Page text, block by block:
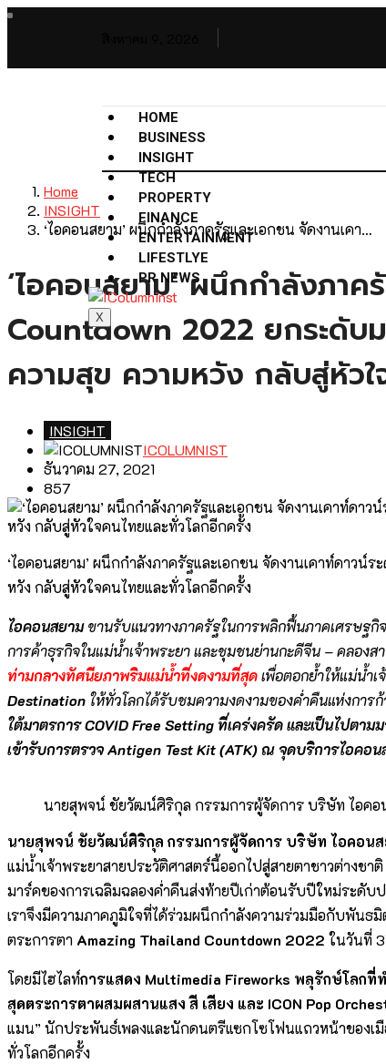
HOME
BUSINESS
INSIGHT
TECH
PROPERTY
FINANCE
ENTERTAINMENT
LIFESTLYE
PR NEWS
X
Home
INSIGHT
‘ไอคอนสยาม’ ผนึกกำลังภาครัฐและเอกชน จัดงานเคา…
‘ไอคอนสยาม’ ผนึกกำลังภา
Countdown 2022 ยกระดับ
ความสุข ความหวัง กลับสู่หัว
INSIGHT
ICOLUMNIST
ธันวาคม 27, 2021
857
‘ไอคอนสยาม’ ผนึกกำลังภาครัฐและเอกชน จัดงานเคาท์ดาว
หวัง กลับสู่หัวใจคนไทยและทั่วโลกอีกครั้ง
ไอคอนสยามขานรับแนวทางภาครัฐในการพลิกฟื้นภาคเศรษฐ
การค้าธุรกิจในแม่น้ำเจ้าพระยา และชุมชนย่านกะดีจีน – คลองส
ท่ามกลางทัศนียภาพริมแม่น้ำที่งดงามที่สุดเพื่อตอกย้ำให้แม่น้ำ
Destination ให้ทั่วโลกได้รับชมความงดงามของค่ำคืนแห่งการ
ใต้มาตรการCOVID Free Setting ที่เคร่งครัด และเป็นไปตา
เข้ารับการตรวจAntigen Test Kit (ATK) ณ จุดบริการไอคอน
นายสุพจน์ ชัยวัฒน์ศิริกุล ​กรรมการผู้จัดการ บริษัท ไอคอ
นายสุพจน์ ชัยวัฒน์ศิริกุล ​กรรมการผู้จัดการ บริษัท ไอคอนส
แม่น้ำเจ้าพระยาสายประวัติศาสตร์นี้ออกไปสู่สายตาชาวต่างชา
มาร์คของการเฉลิมฉลองค่ำคืนส่งท้ายปีเก่าต้อนรับปีใหม่ระดับ
เราจึงมีความภาคภูมิใจที่ได้ร่วมผนึกกำลังความร่วมมือกับพัน
ตระการตา Amazing Thailand Countdown 2022 ในวันที่
โดยมีไฮไลท์การแสดง Multimedia Fireworks พลุรักษ์โลก
สุดตระการตาผสมผสานแสง สี เสียง และ ICON Pop
แมน” นักประพันธ์เพลงและนักดนตรีแซกโซโฟนแถวหน้าของเ
ทั่วโลกอีกครั้ง